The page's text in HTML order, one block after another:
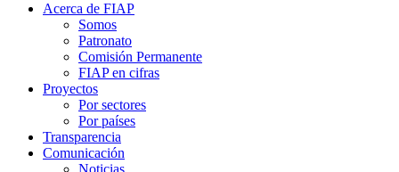
Acerca de FIAP
Somos
Patronato
Comisión Permanente
FIAP en cifras
Proyectos
Por sectores
Por países
Transparencia
Comunicación
Noticias